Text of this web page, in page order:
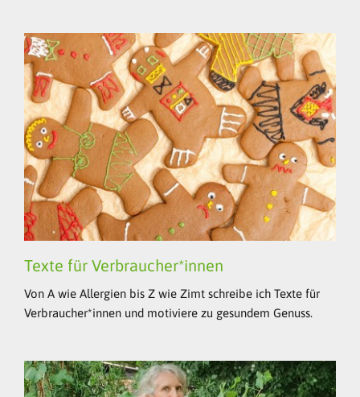
Texte für Verbraucher*innen
Von A wie Allergien bis Z wie Zimt schreibe ich Texte für
Verbraucher*innen und motiviere zu gesundem Genuss.